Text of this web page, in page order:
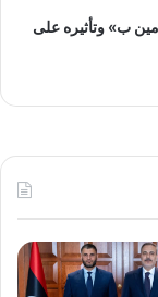
ب» وتأثيره على